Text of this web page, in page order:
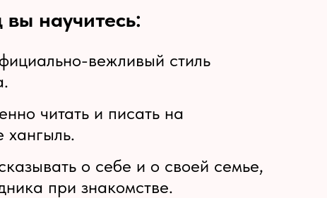
научитесь:
вежливый стиль
читать и писать на
хангыль.
о себе и о своей семье,
при знакомстве.